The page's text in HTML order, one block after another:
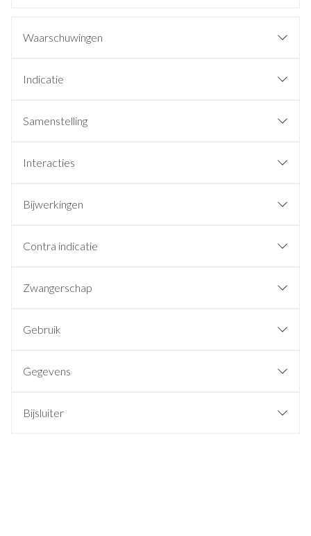
Waarschuwingen
Indicatie
Samenstelling
Interacties
Bijwerkingen
Contra indicatie
Zwangerschap
Gebruik
Gegevens
Bijsluiter